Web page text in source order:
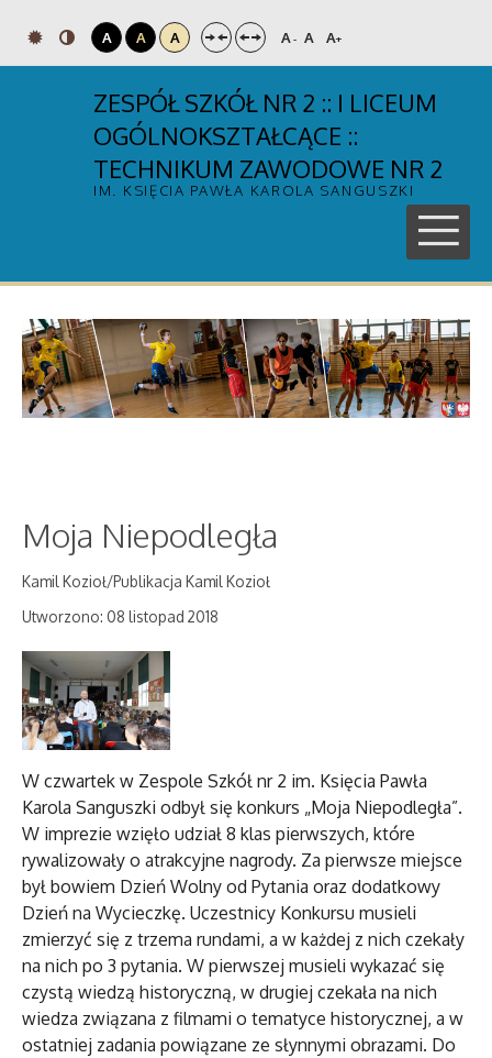
A A A A- A A+
ZESPÓŁ SZKÓŁ NR 2 :: I LICEUM
OGÓLNOKSZTAŁCĄCE ::
TECHNIKUM ZAWODOWE NR 2
IM. KSIĘCIA PAWŁA KAROLA SANGUSZKI
Moja Niepodległa
Kamil Kozioł/Publikacja Kamil Kozioł
Utworzono: 08 listopad 2018
W czwartek w Zespole Szkół nr 2 im. Księcia Pawła
Karola Sanguszki odbył się konkurs „Moja Niepodległa”.
W imprezie wzięło udział 8 klas pierwszych, które
rywalizowały o atrakcyjne nagrody. Za pierwsze miejsce
był bowiem Dzień Wolny od Pytania oraz dodatkowy
Dzień na Wycieczkę. Uczestnicy Konkursu musieli
zmierzyć się z trzema rundami, a w każdej z nich czekały
na nich po 3 pytania. W pierwszej musieli wykazać się
czystą wiedzą historyczną, w drugiej czekała na nich
wiedza związana z filmami o tematyce historycznej, a w
ostatniej zadania powiązane ze słynnymi obrazami. Do